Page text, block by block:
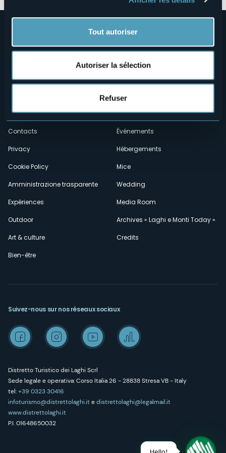
Tout autoriser
Autoriser la sélection
Refuser
secondario
Où sommes-nous?
Contacts
Privacy
Cookie Policy
Amministrazione trasparente
Expériences
Outdoor
Art & culture
Bien-être
Vins & gastronomie
Webcams
Événements
Hébergements
Mice
Wedding
Media Room
Archives « Laghi e Monti Today »
Credits
Distretto Turistico dei Laghi Scrl
Sede legale e operativa: Corso Italia 26 - 28838 Stresa VB - Italy
tel:+39 0323 30416
infoturismo@distrettolaghi.itedistrettolaghi@legalmail.it
www.distrettolaghi.it
P.I. 01648650032
Suivez-nous sur nos réseaux sociaux